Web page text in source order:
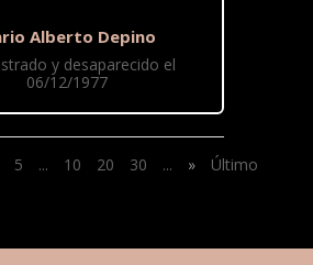
Alberto Depino
y desaparecido el
06/12/1977
5 ... 10 20 30 ... » Último